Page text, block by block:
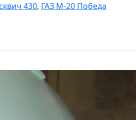
430, ГАЗ М-20 Победа